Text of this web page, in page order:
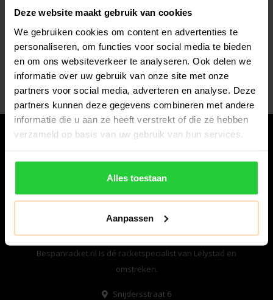
Deze website maakt gebruik van cookies
We gebruiken cookies om content en advertenties te
personaliseren, om functies voor social media te bieden
en om ons websiteverkeer te analyseren. Ook delen we
informatie over uw gebruik van onze site met onze
partners voor social media, adverteren en analyse. Deze
partners kunnen deze gegevens combineren met andere
informatie die u aan ze heeft verstrekt of die ze hebben
verzameld op basis van uw gebruik van hun services.
Alles toestaan
Aanpassen
Abonneer je op onze nieuwsbrief
Blijf op de hoogte van alle acties die wij je aanbieden!
Abonneer
Bespanracket.nl is dé racketspecialist van Lelystad en
omstreken.
Snijdersstraat 6